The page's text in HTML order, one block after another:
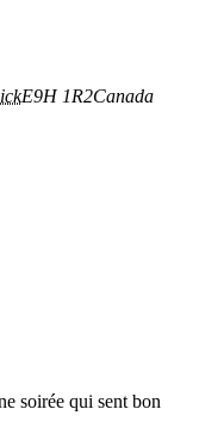
E9H 1R2Canada
soirée qui sent bon